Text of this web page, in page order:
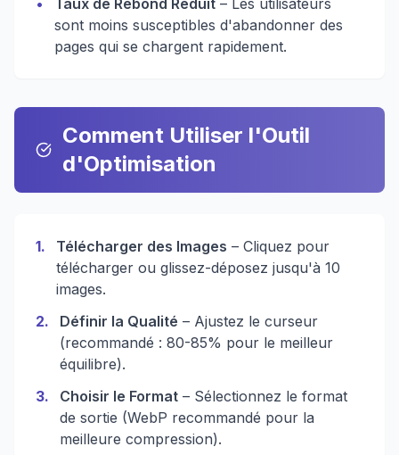
•
Taux de Rebond Réduit – Les utilisateurs
sont moins susceptibles d'abandonner des
pages qui se chargent rapidement.
Comment Utiliser l'Outil
d'Optimisation
1. Télécharger des Images – Cliquez pour
télécharger ou glissez-déposez jusqu'à 10
images.
2. Définir la Qualité – Ajustez le curseur
(recommandé : 80-85% pour le meilleur
équilibre).
3. Choisir le Format – Sélectionnez le format
de sortie (WebP recommandé pour la
meilleure compression).